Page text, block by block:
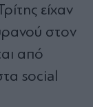
είχαν
στον
από
social